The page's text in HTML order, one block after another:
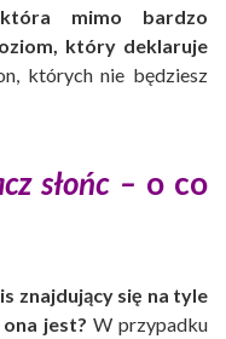
mimo bardzo
który deklaruje
których nie będziesz
słońc – o co
znajdujący się na tyle
jest? W przypadku